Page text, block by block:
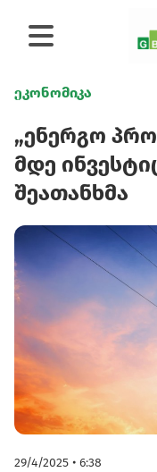
ეკონომიკა
„ენერგო
მდე
შეათანხმა
29/4/2025 • 6:38